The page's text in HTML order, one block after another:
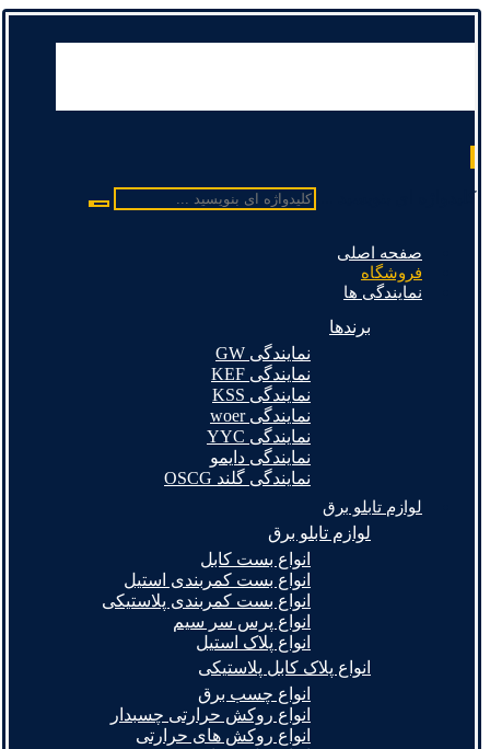
کلیدواژه ای بنویسید ...
صفحه اصلی
فروشگاه
نمایندگی ها
برندها
نمایندگی GW
نمایندگی KEF
نمایندگی KSS
نمایندگی woer
نمایندگی YYC
نمایندگی دایمو
نمایندگی گلند OSCG
لوازم تابلو برق
لوازم تابلو برق
انواع بست کابل
انواع بست کمربندی استیل
انواع بست کمربندی پلاستیکی
انواع پرس سر سیم
انواع پلاک استیل
انواع پلاک کابل پلاستیکی
انواع چسب برق
انواع روکش حرارتی چسبدار
انواع روکش های حرارتی